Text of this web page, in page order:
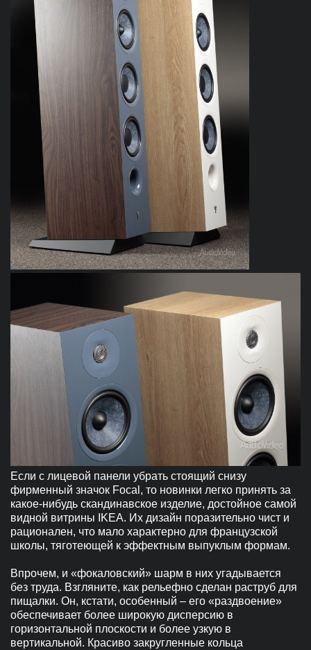
Если с лицевой панели убрать стоящий снизу
фирменный значок Focal, то новинки легко принять за
какое-нибудь скандинавское изделие, достойное самой
видной витрины IKEA. Их дизайн поразительно чист и
рационален, что мало характерно для французской
школы, тяготеющей к эффектным выпуклым формам.
Впрочем, и «фокаловский» шарм в них угадывается
без труда. Взгляните, как рельефно сделан раструб для
пищалки. Он, кстати, особенный – его «раздвоение»
обеспечивает более широкую дисперсию в
горизонтальной плоскости и более узкую в
вертикальной. Красиво закругленные кольца